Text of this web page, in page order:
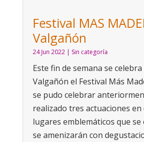
Festival MAS
Valgañón
24 Jun 2022| Sin categoría
Este fin de semana se celebra
Valgañón el Festival Más
se pudo celebrar
realizado tres actuaciones
lugares emblemáticos que se
se amenizarán con